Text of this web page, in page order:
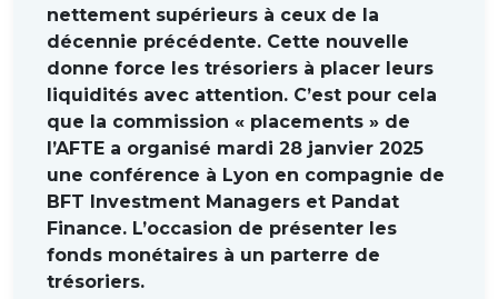
Il optimise en plus le rendement perçu grâce à un
mécanisme d’appel d’offres, qui met plusieurs
banques en concurrence. «Nous émettons un
appel d’offres chaque fois qu’un swap arrive à sa
taille maximale ou à maturité. Nous sélectionnons
alors la banque offrant le meilleur spread parmi
huit grands établissements retenus au préalable
en fonction de leur solidité. Ce processus permet de
bénéficier des meilleures conditions de marché
précise Paul Lacroix. Le fonds sert donc une
nettement supérieurs à ceux de la
décennie précédente. Cette nouvelle
donne force les trésoriers à placer leurs
liquidités avec attention. C’est pour cela
que la commission « placements » de
l’AFTE a organisé mardi 28 janvier 2025
une conférence à Lyon en compagnie de
BFT Investment Managers et Pandat
Finance. L’occasion de présenter les
fonds monétaires à un parterre de
trésoriers.